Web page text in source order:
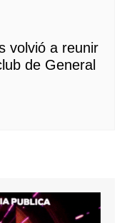
volvió a reunir
de General